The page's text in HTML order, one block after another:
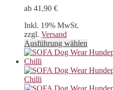
ab 41,90 €
Inkl. 19% MwSt.
zzgl. Versand
Ausführung wählen
Produkt
mehrere
auf.